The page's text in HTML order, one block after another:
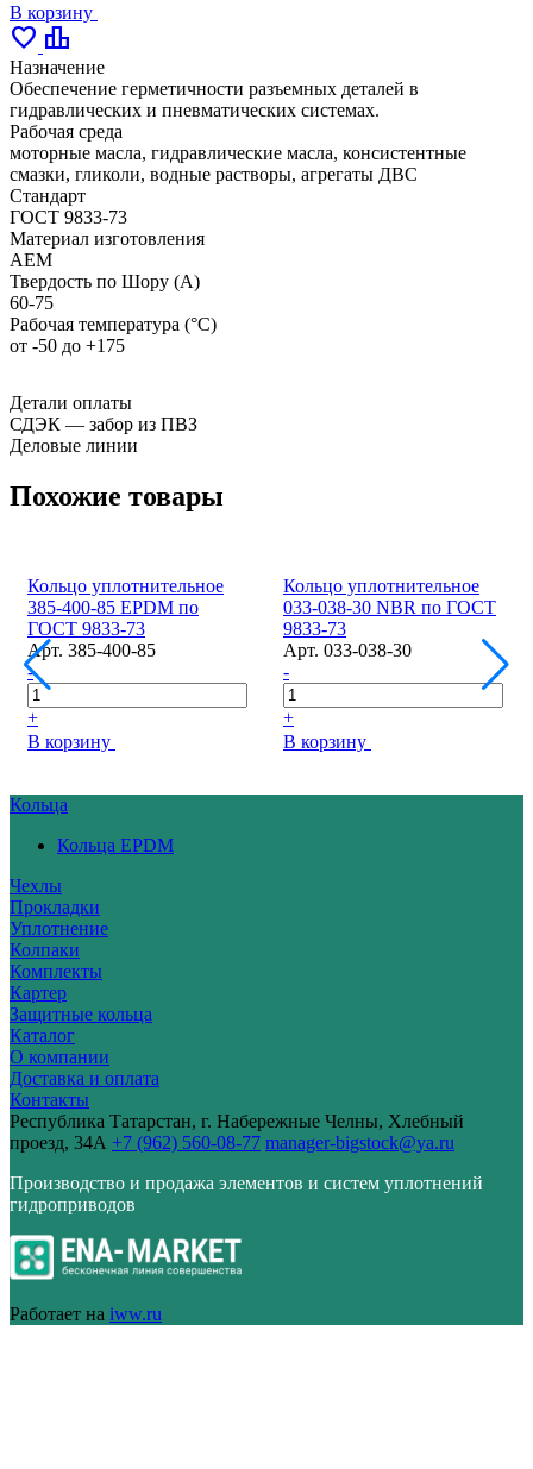
В корзину
favorite leaderboard
Назначение
Обеспечение герметичности разъемных деталей в
гидравлических и пневматических системах.
Рабочая среда
моторные масла, гидравлические масла, консистентные
смазки, гликоли, водные растворы, агрегаты ДВС
Стандарт
ГОСТ 9833-73
Материал изготовления
AEM
Твердость по Шору (А)
60-75
Рабочая температура (°С)
от -50 до +175
Детали оплаты
СДЭК — забор из ПВЗ
Деловые линии
Похожие товары
Кольцо уплотнительное
385-400-85 EPDM по
ГОСТ 9833-73
Арт. 385-400-85
-
+
В корзину
Кольцо уплотнительное
033-038-30 NBR по ГОСТ
9833-73
Арт. 033-038-30
-
+
В корзину
Кольца
Кольца EPDM
Чехлы
Прокладки
Уплотнение
Колпаки
Комплекты
Картер
Защитные кольца
Каталог
О компании
Доставка и оплата
Контакты
Республика Татарстан, г. Набережные Челны, Хлебный
проезд, 34А +7 (962) 560-08-77 manager-bigstock@ya.ru
Производство и продажа элементов и систем уплотнений
гидроприводов
Работает на iww.ru